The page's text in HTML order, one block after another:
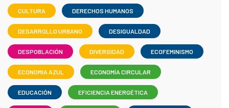
CULTURA DERECHOS HUMANOS
DESARROLLO URBANO DESIGUALDAD
DESPOBLACIÓN DIVERSIDAD ECOFEMINISMO
ECONOMIA AZUL ECONOMÍA CIRCULAR
EDUCACIÓN EFICIENCIA ENERGÉTICA